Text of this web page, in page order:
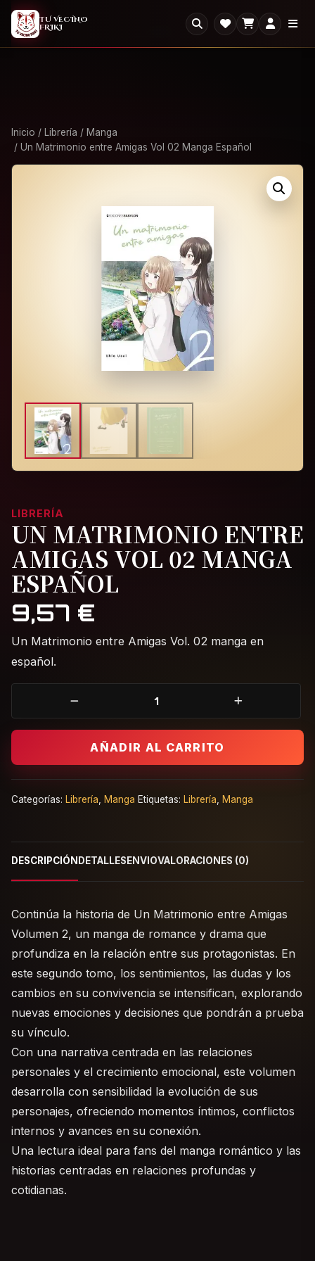
2X1 2x1 en todo el Outlet: llevate dos, paga uno.
×
TU VECINO
FRIKI
Inicio / Librería / Manga
/ Un Matrimonio entre Amigas Vol 02 Manga Español
LIBRERÍA
UN MATRIMONIO ENTRE
AMIGAS VOL 02 MANGA
ESPAÑOL
9,57 €
Un Matrimonio entre Amigas Vol. 02 manga en
español.
AÑADIR AL CARRITO
Categorías: Librería, Manga Etiquetas: Librería, Manga
DESCRIPCIÓN DETALLES ENVIOVALORACIONES (0)
Continúa la historia de Un Matrimonio entre Amigas
Volumen 2, un manga de romance y drama que
profundiza en la relación entre sus protagonistas. En
este segundo tomo, los sentimientos, las dudas y los
cambios en su convivencia se intensifican, explorando
nuevas emociones y decisiones que pondrán a prueba
su vínculo.
Con una narrativa centrada en las relaciones
personales y el crecimiento emocional, este volumen
desarrolla con sensibilidad la evolución de sus
personajes, ofreciendo momentos íntimos, conflictos
internos y avances en su conexión.
Una lectura ideal para fans del manga romántico y las
historias centradas en relaciones profundas y
cotidianas.